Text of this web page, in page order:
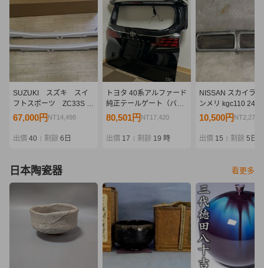
SUZUKI スズキ スイ
フトスポーツ ZC33S 純
正サイドアンダーガーニ
ー 99112-68R00-
67,000円 NT14,498
出價 40 剩餘 6日
トヨタ 40系アルファード
純正テールゲート（バッ
クドア） リアビューカメ
AGH45W, AAHH40W,
80,501円 NT17,420
出價 17 剩餘 19 時
NISSAN スカイラ
ンメリ kgc110
フロント グリル 日
旧車 当時物
10,500円 NT2,272
出價 15 剩餘 5日
日本陶瓷器 看更多